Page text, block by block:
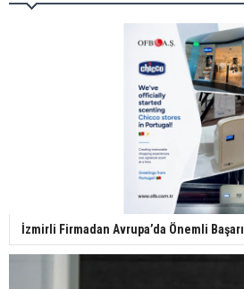
İzmirli Firmadan Avrupa’da Önemli Başarı